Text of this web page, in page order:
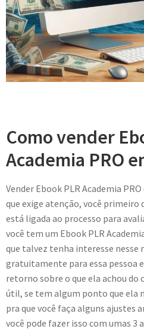
Como vender
Academia PRO
Vender Ebook PLR Academia
que exige atenção, você primeiro
está ligada ao processo para
você tem um Ebook PLR
que talvez tenha interesse
gratuitamente para essa pessoa
retorno sobre o que ela achou do
útil, se tem algum ponto que ela
pra que você faça alguns ajustes
você pode fazer isso com umas 3